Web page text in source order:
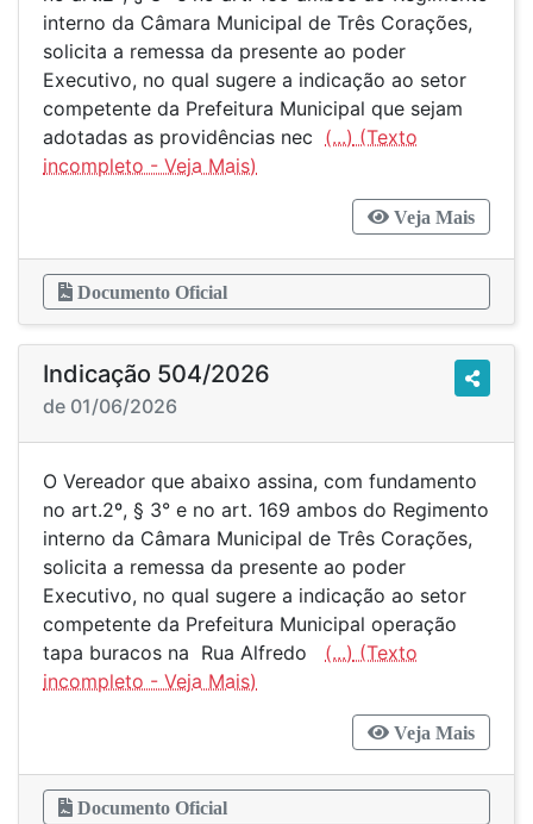
interno da Câmara Municipal de Três Corações,
solicita a remessa da presente ao poder
Executivo, no qual sugere a indicação ao setor
competente da Prefeitura Municipal que sejam
adotadas as providências nec (...)
Veja Mais
Documento Oficial
Indicação 504/2026
de 01/06/2026
O Vereador que abaixo assina, com fundamento
no art.2º, § 3° e no art. 169 ambos do Regimento
interno da Câmara Municipal de Três Corações,
solicita a remessa da presente ao poder
Executivo, no qual sugere a indicação ao setor
competente da Prefeitura Municipal operação
tapa buracos na Rua Alfredo (...)
Veja Mais
Documento Oficial